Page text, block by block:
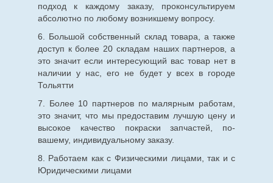
подход к каждому заказу, проконсультируем
абсолютно по любому возникшему вопросу.
6. Большой собственный склад товара, а также
доступ к более 20 складам наших партнеров, а
это значит если интересующий вас товар нет в
наличии у нас, его не будет у всех в городе
Тольятти
7. Более 10 партнеров по малярным работам,
это значит, что мы предоставим лучшую цену и
высокое качество покраски запчастей, по-
вашему, индивидуальному заказу.
8. Работаем как с Физическими лицами, так и с
Юридическими лицами